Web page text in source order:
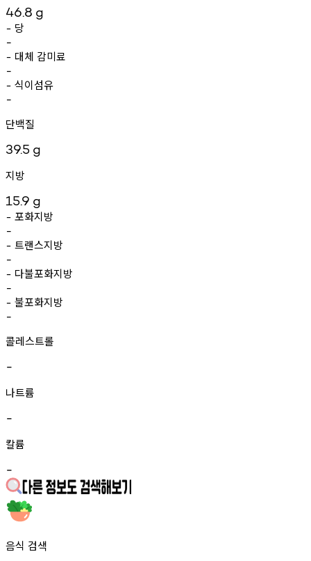
46.8 g
- 당
-
- 대체 감미료
-
- 식이섬유
-
단백질
39.5 g
지방
15.9 g
- 포화지방
-
- 트랜스지방
-
- 다불포화지방
-
- 불포화지방
-
콜레스트롤
-
나트륨
-
칼륨
-
음식 검색